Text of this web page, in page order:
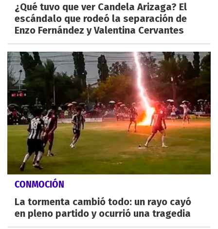
¿Qué tuvo que ver Candela Arizaga? El
escándalo que rodeó la separación de
Enzo Fernández y Valentina Cervantes
CONMOCIÓN
La tormenta cambió todo: un rayo cayó
en pleno partido y ocurrió una tragedia